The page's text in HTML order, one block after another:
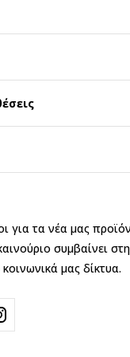
για τα νέα μας
συμβαίνει
μας δίκτυα.